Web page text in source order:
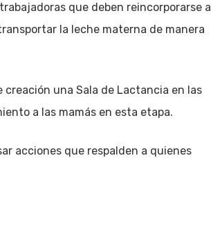
que deben reincorporarse a
la leche materna de manera
una Sala de Lactancia en las
a las mamás en esta etapa.
acciones que respalden a quienes